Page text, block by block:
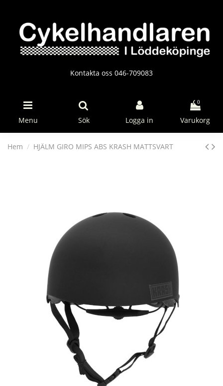
Kontakta oss 046-709083
Menu Sök Logga in
0
Varukorg
Hem HJÄLM GIRO MIPS ABS KRASH MATTSVART